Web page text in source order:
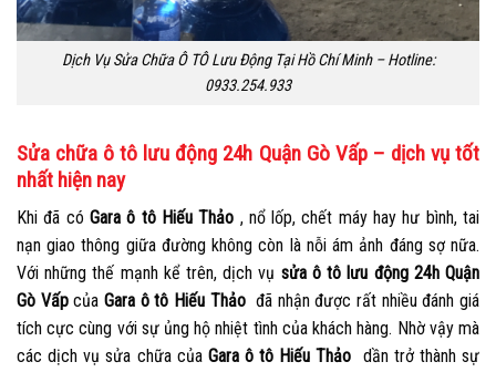
Dịch Vụ Sửa Chữa Ô TÔ Lưu Động Tại Hồ Chí Minh – Hotline:
0933.254.933
Sửa chữa ô tô lưu động 24h Quận Gò Vấp – dịch vụ tốt
nhất hiện nay
Khi đã có Gara ô tô Hiếu Thảo , nổ lốp, chết máy hay hư bình, tai
nạn giao thông giữa đường không còn là nỗi ám ảnh đáng sợ nữa.
Với những thế mạnh kể trên, dịch vụ sửa ô tô lưu động 24h Quận
Gò VấpcủaGara ô tô Hiếu Thảođã nhận được rất nhiều đánh giá
tích cực cùng với sự ủng hộ nhiệt tình của khách hàng. Nhờ vậy mà
các dịch vụ sửa chữa của Gara ô tô Hiếu Thảo dần trở thành sự